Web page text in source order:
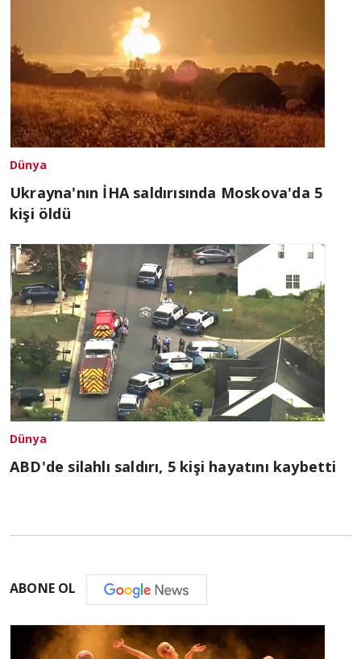
Dünya
Ukrayna'nın İHA saldırısında Moskova'da 5
kişi öldü
Dünya
ABD'de silahlı saldırı, 5 kişi hayatını kaybetti
ABONE OL